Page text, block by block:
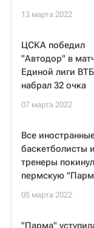
13 марта 2022
ЦСКА победил
"Автодор" в
Единой лиги
набрал 32 очка
07 марта 2022
Все
баскетболисты и
тренеры
пермскую
05 марта 2022
"Парма"